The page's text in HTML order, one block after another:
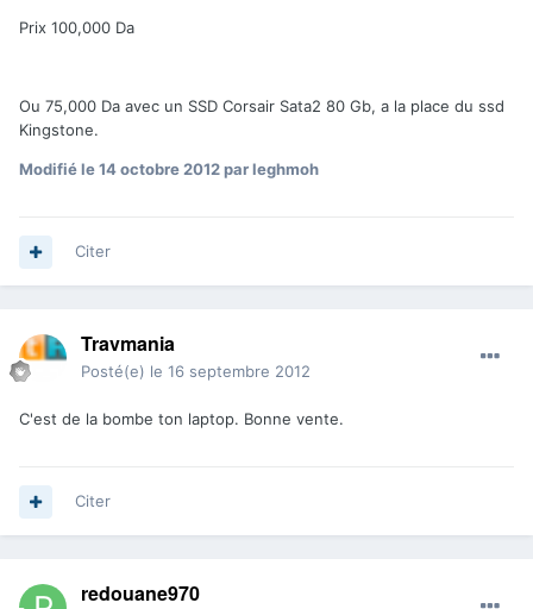
Prix 100,000 Da
Ou 75,000 Da avec un SSD Corsair Sata2 80 Gb, a la place du ssd
Kingstone.
Modifiéle 14 octobre 2012par leghmoh
Citer
Travmania
Posté(e) le 16 septembre 2012
C'est de la bombe ton laptop. Bonne vente.
Citer
redouane970